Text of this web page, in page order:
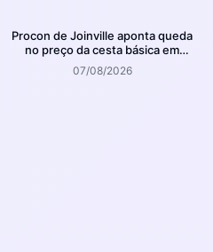
Procon de Joinville aponta queda
no preço da cesta básica em
agosto
07/08/2026